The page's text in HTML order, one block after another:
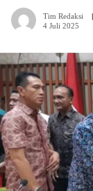
Tim Redaksi
4 Juli 2025